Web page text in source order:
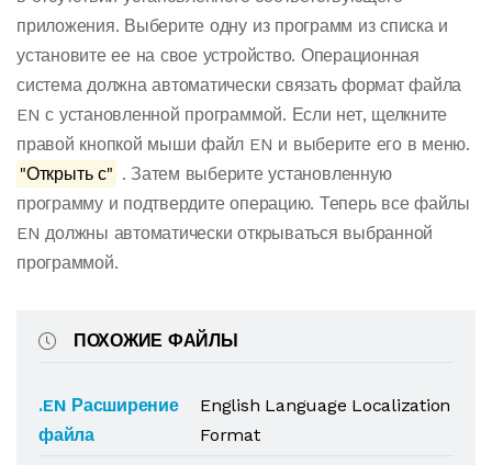
приложения. Выберите одну из программ из списка и
установите ее на свое устройство. Операционная
система должна автоматически связать формат файла
EN с установленной программой. Если нет, щелкните
правой кнопкой мыши файл EN и выберите его в меню.
"Открыть с" . Затем выберите установленную
программу и подтвердите операцию. Теперь все файлы
EN должны автоматически открываться выбранной
программой.
ПОХОЖИЕ ФАЙЛЫ
.EN Расширение
файла
English Language Localization
Format